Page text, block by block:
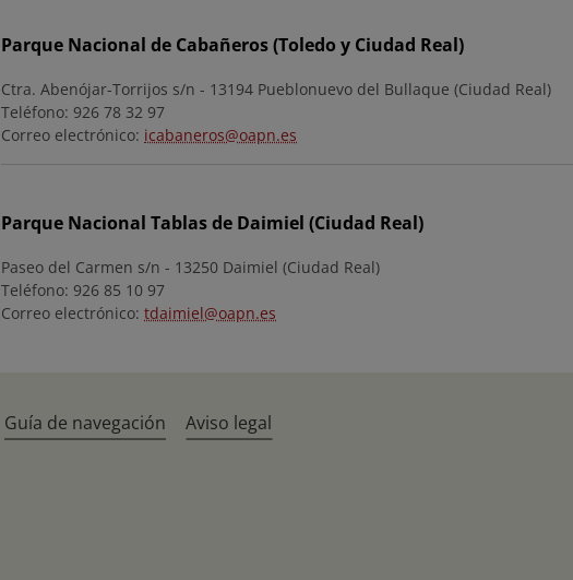
Parque Nacional de Cabañeros (Toledo y Ciudad Real)
Ctra. Abenójar-Torrijos s/n - 13194 Pueblonuevo del Bullaque (Ciudad Real)
Teléfono: 926 78 32 97
Correo electrónico: icabaneros@oapn.es
Parque Nacional Tablas de Daimiel (Ciudad Real)
Paseo del Carmen s/n - 13250 Daimiel (Ciudad Real)
Teléfono: 926 85 10 97
Correo electrónico: tdaimiel@oapn.es
Guía de navegación Aviso legal